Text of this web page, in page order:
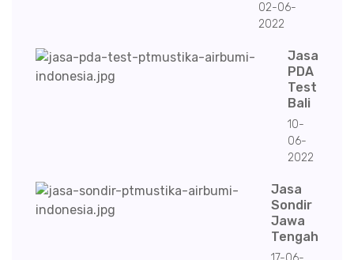
02-06-
2022
Jasa
PDA
Test
Bali
10-
06-
2022
Jasa
Sondir
Jawa
Tengah